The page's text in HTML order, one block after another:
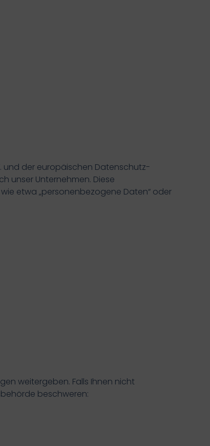
und der europäischen Datenschutz-
unser Unternehmen. Diese
etwa „personenbezogene Daten“ oder
weitergeben. Falls Ihnen nicht
beschweren: